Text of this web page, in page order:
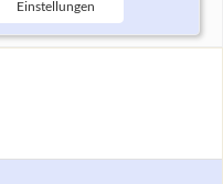
Einstellungen